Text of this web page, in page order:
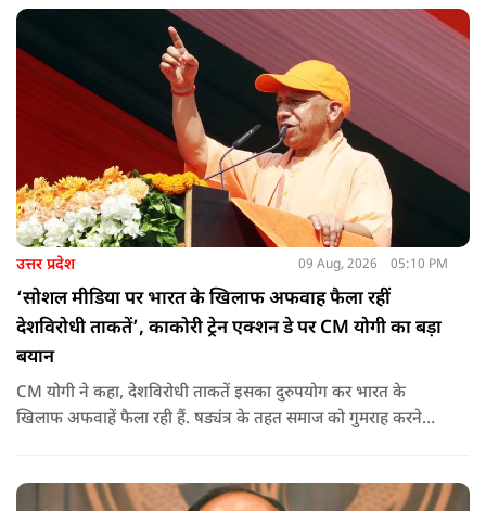
उत्तर प्रदेश 09 Aug, 2026 05:10 PM
‘सोशल मीडिया पर भारत के खिलाफ अफवाह फैला रहीं
देशविरोधी ताकतें’, काकोरी ट्रेन एक्शन डे पर CM योगी का बड़ा
बयान
CM योगी ने कहा, देशविरोधी ताकतें इसका दुरुपयोग कर भारत के
खिलाफ अफवाहें फैला रही हैं. षड्यंत्र के तहत समाज को गुमराह करने